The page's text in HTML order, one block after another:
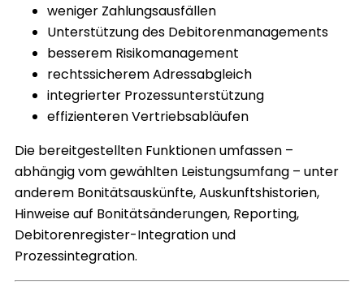
weniger Zahlungsausfällen
Unterstützung des Debitorenmanagements
besserem Risikomanagement
rechtssicherem Adressabgleich
integrierter Prozessunterstützung
effizienteren Vertriebsabläufen
Die bereitgestellten Funktionen umfassen –
abhängig vom gewählten Leistungsumfang – unter
anderem Bonitätsauskünfte, Auskunftshistorien,
Hinweise auf Bonitätsänderungen, Reporting,
Debitorenregister-Integration und
Prozessintegration.